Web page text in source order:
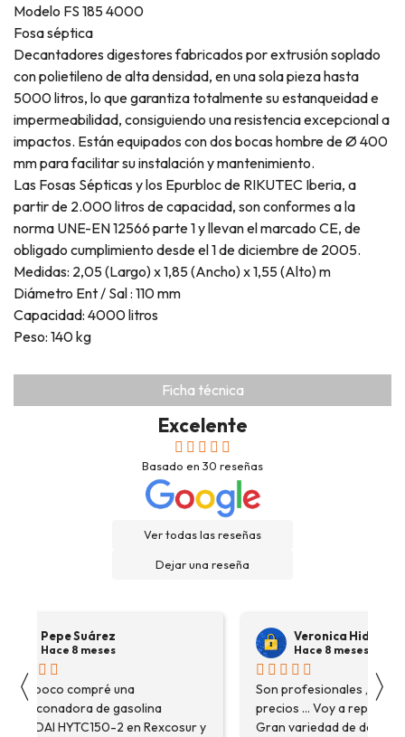
Ficha técnica
Modelo FS 185 4000
Fosa séptica
Decantadores digestores fabricados por extrusión soplado
con polietileno de alta densidad, en una sola pieza hasta
5000 litros, lo que garantiza totalmente su estanqueidad e
impermeabilidad, consiguiendo una resistencia excepcional a
impactos. Están equipados con dos bocas hombre de Ø 400
mm para facilitar su instalación y mantenimiento.
Las Fosas Sépticas y los Epurbloc de RIKUTEC Iberia, a
partir de 2.000 litros de capacidad, son conformes a la
norma UNE-EN 12566 parte 1 y llevan el marcado CE, de
obligado cumplimiento desde el 1 de diciembre de 2005.
Medidas: 2,05 (Largo) x 1,85 (Ancho) x 1,55 (Alto) m
Diámetro Ent / Sal : 110 mm
Capacidad: 4000 litros
Peso: 140 kg
Excelente
Basado en 30 reseñas
Ver todas las reseñas
Dejar una reseña
〈
Pepe Suárez
Hace 8 meses
Hace poco compré una
destoconadora de gasolina
HYUNDAI HYTC150-2 en Rexcosur y
Veronica Hidalgo
Hace 8 meses
Son profesionales ,
precios ... Voy a repetir
Gran variedad de
〉